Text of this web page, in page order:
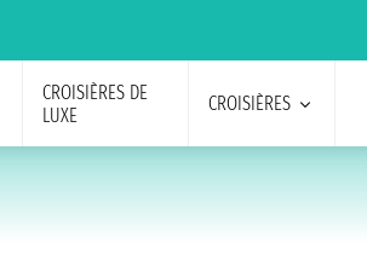
CROISIÈRES DE
LUXE
CROISIÈRES